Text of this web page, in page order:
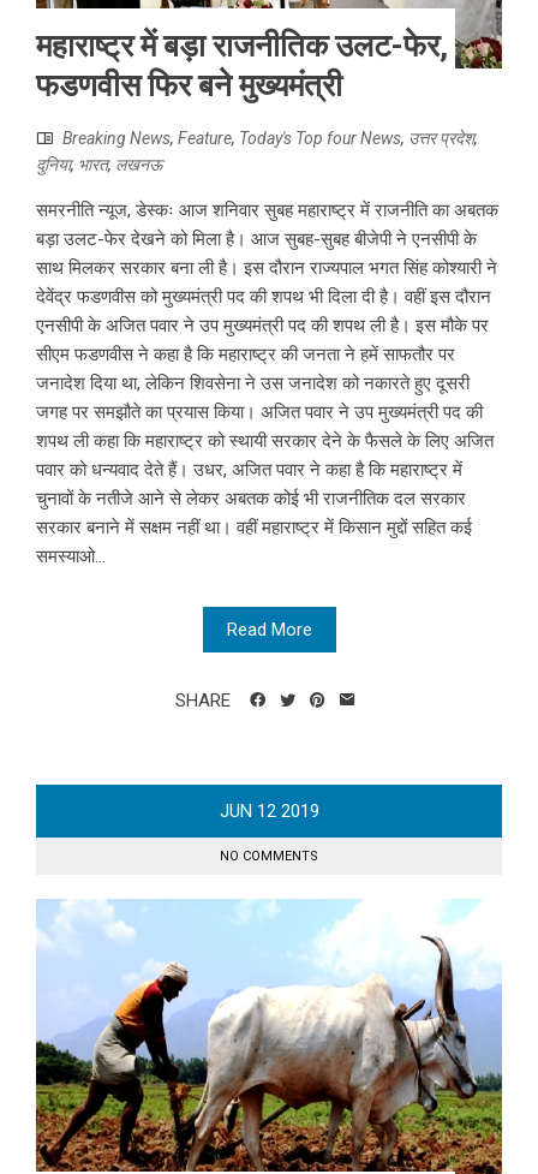
महाराष्ट्र में बड़ा राजनीतिक उलट-फेर,
फडणवीस फिर बने मुख्यमंत्री
Breaking News, Feature, Today's Top four News, उत्तर प्रदेश,
दुनिया, भारत, लखनऊ
समरनीति न्यूज, डेस्कः आज शनिवार सुबह महाराष्ट्र में राजनीति का अबतक
बड़ा उलट-फेर देखने को मिला है। आज सुबह-सुबह बीजेपी ने एनसीपी के
साथ मिलकर सरकार बना ली है। इस दौरान राज्यपाल भगत सिंह कोश्यारी ने
देवेंद्र फडणवीस को मुख्यमंत्री पद की शपथ भी दिला दी है। वहीं इस दौरान
एनसीपी के अजित पवार ने उप मुख्यमंत्री पद की शपथ ली है। इस मौके पर
सीएम फडणवीस ने कहा है कि महाराष्ट्र की जनता ने हमें साफतौर पर
जनादेश दिया था, लेकिन शिवसेना ने उस जनादेश को नकारते हुए दूसरी
जगह पर समझौते का प्रयास किया। अजित पवार ने उप मुख्यमंत्री पद की
शपथ ली कहा कि महाराष्ट्र को स्थायी सरकार देने के फैसले के लिए अजित
पवार को धन्यवाद देते हैं। उधर, अजित पवार ने कहा है कि महाराष्ट्र में
चुनावों के नतीजे आने से लेकर अबतक कोई भी राजनीतिक दल सरकार
सरकार बनाने में सक्षम नहीं था। वहीं महाराष्ट्र में किसान मुद्दों सहित कई
समस्याओ...
Read More
SHARE
JUN 12 2019
NO COMMENTS